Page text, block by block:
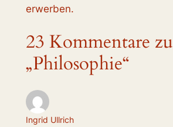
erwerben.
23 Kommentare zu
„Philosophie“
Ingrid Ullrich